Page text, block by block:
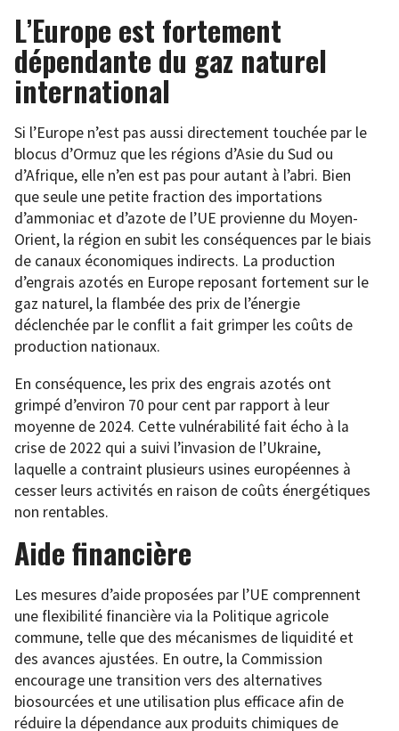
L’Europe est fortement
dépendante du gaz naturel
international
Si l’Europe n’est pas aussi directement touchée par le
blocus d’Ormuz que les régions d’Asie du Sud ou
d’Afrique, elle n’en est pas pour autant à l’abri. Bien
que seule une petite fraction des importations
d’ammoniac et d’azote de l’UE provienne du Moyen-
Orient, la région en subit les conséquences par le biais
de canaux économiques indirects. La production
d’engrais azotés en Europe reposant fortement sur le
gaz naturel, la flambée des prix de l’énergie
déclenchée par le conflit a fait grimper les coûts de
production nationaux.
En conséquence, les prix des engrais azotés ont
grimpé d’environ 70 pour cent par rapport à leur
moyenne de 2024. Cette vulnérabilité fait écho à la
crise de 2022 qui a suivi l’invasion de l’Ukraine,
laquelle a contraint plusieurs usines européennes à
cesser leurs activités en raison de coûts énergétiques
non rentables.
Aide financière
Les mesures d’aide proposées par l’UE comprennent
une flexibilité financière via la Politique agricole
commune, telle que des mécanismes de liquidité et
des avances ajustées. En outre, la Commission
encourage une transition vers des alternatives
biosourcées et une utilisation plus efficace afin de
réduire la dépendance aux produits chimiques de